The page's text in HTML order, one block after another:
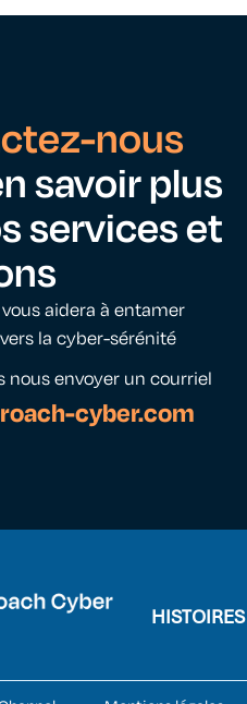
nous
savoir plus
services et
aidera à entamer
la cyber-sérénité
nous envoyer un courriel
cyber.com
HISTOIRES